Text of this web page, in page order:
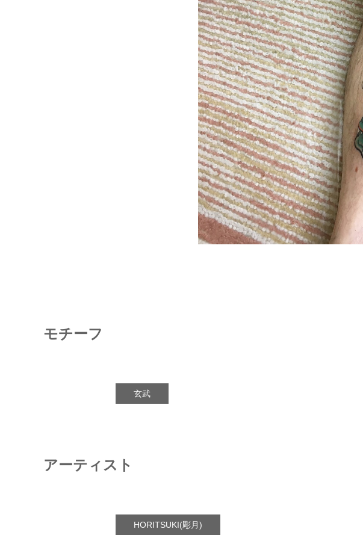
モチーフ
玄武
アーティスト
HORITSUKI(彫月)